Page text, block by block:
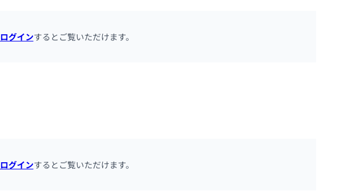
ログインするとご覧いただけます。
ログインするとご覧いただけます。